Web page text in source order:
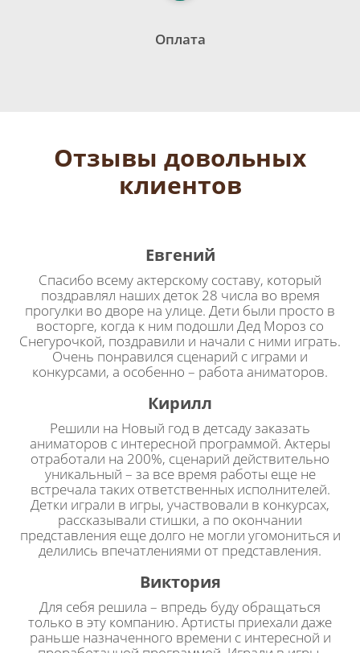
Оплата
Отзывы довольных
клиентов
Евгений
Спасибо всему актерскому составу, который
поздравлял наших деток 28 числа во время
прогулки во дворе на улице. Дети были просто в
восторге, когда к ним подошли Дед Мороз со
Снегурочкой, поздравили и начали с ними играть.
Очень понравился сценарий с играми и
конкурсами, а особенно – работа аниматоров.
Кирилл
Решили на Новый год в детсаду заказать
аниматоров с интересной программой. Актеры
отработали на 200%, сценарий действительно
уникальный – за все время работы еще не
встречала таких ответственных исполнителей.
Детки играли в игры, участвовали в конкурсах,
рассказывали стишки, а по окончании
представления еще долго не могли угомониться и
делились впечатлениями от представления.
Виктория
Для себя решила – впредь буду обращаться
только в эту компанию. Артисты приехали даже
раньше назначенного времени с интересной и